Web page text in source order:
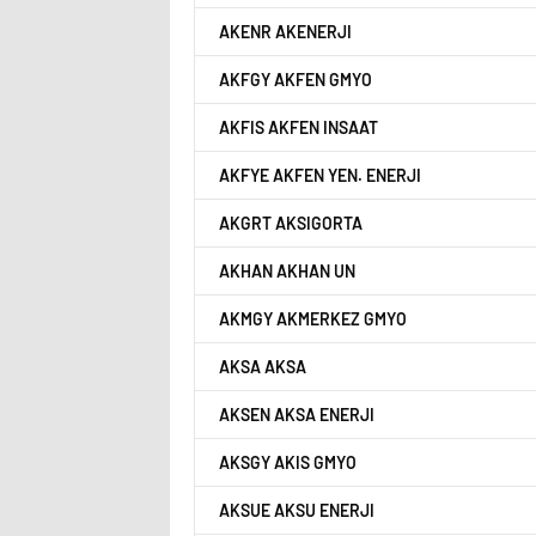
AKENR AKENERJI
AKFGY AKFEN GMYO
AKFIS AKFEN INSAAT
AKFYE AKFEN YEN. ENERJI
AKGRT AKSIGORTA
AKHAN AKHAN UN
AKMGY AKMERKEZ GMYO
AKSA AKSA
AKSEN AKSA ENERJI
AKSGY AKIS GMYO
AKSUE AKSU ENERJI